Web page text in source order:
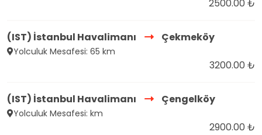
2500.00 ₺
(IST) İstanbul Havalimanı Çekmeköy
Yolculuk Mesafesi: 65 km
3200.00 ₺
(IST) İstanbul Havalimanı Çengelköy
Yolculuk Mesafesi: km
2900.00 ₺